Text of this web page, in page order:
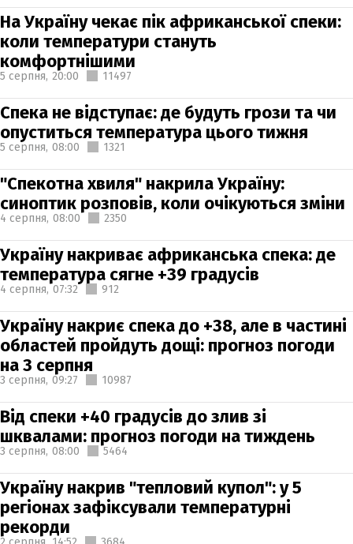
На Україну чекає пік африканської спеки:
коли температури стануть
комфортнішими
5 серпня, 20:00 11497
Спека не відступає: де будуть грози та чи
опуститься температура цього тижня
5 серпня, 08:00 1321
"Спекотна хвиля" накрила Україну:
синоптик розповів, коли очікуються зміни
4 серпня, 08:00 2350
Україну накриває африканська спека: де
температура сягне +39 градусів
4 серпня, 07:32 912
Україну накриє спека до +38, але в частині
областей пройдуть дощі: прогноз погоди
на 3 серпня
3 серпня, 09:27 10987
Від спеки +40 градусів до злив зі
шквалами: прогноз погоди на тиждень
3 серпня, 08:00 5464
Україну накрив "тепловий купол": у 5
регіонах зафіксували температурні
рекорди